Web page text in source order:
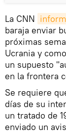
La CNN
baraja enviar
próximas
Ucrania y
un supuesto
en la frontera
Se requiere
días de su
un tratado de
enviado un